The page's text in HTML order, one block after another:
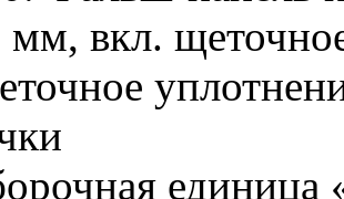
вкл.
единица